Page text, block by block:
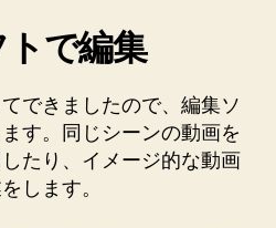
で編集
できましたので、編集ソ
す。同じシーンの動画を
たり、イメージ的な動画
します。